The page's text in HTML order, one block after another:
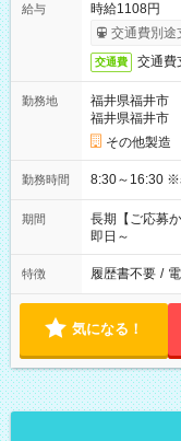
給与
時給1108円
交通費別途
交通費 交通費
勤務地
福井県福井市
福井県福井市
その他製造
勤務時間
期間
長期【ご応募
即日～
特徴 履歴書不要 /
気になる！